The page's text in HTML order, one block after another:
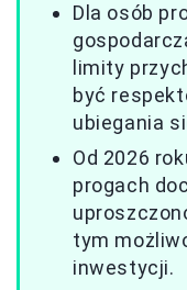
Dla osób
limity
być
ubiegania
Od 2026
progach
tym
inwestycji.